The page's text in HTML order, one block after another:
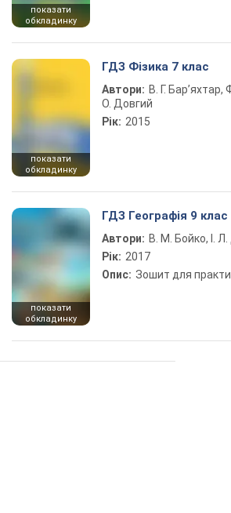
показати
обкладинку
показати
обкладинку
ГДЗ Фізика 7 клас
Автори: В. Г.
О. Довгий
Рік: 2015
показати
обкладинку
ГДЗ Географія 9 клас
Автори: В. М. Бойко, І. Л.
Рік: 2017
Опис: Зошит для